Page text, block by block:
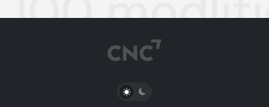
PŘEPNOUT SVĚTLÝ/TMAVÝ REŽIM